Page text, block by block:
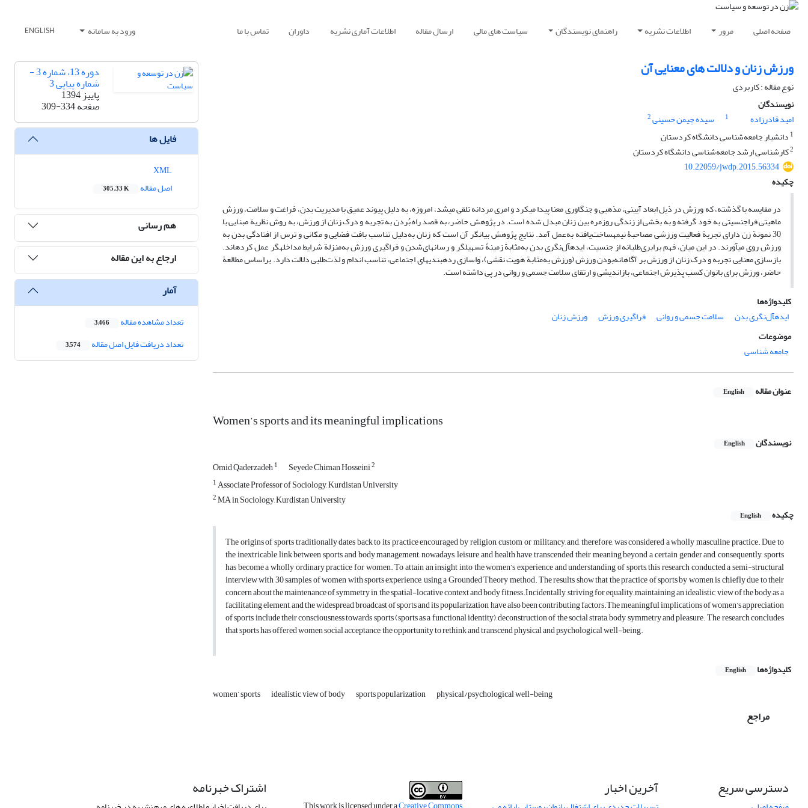
صفحه اصلی مرور اطلاعات نشریه راهنمای نویسندگان سیاست های مالی ارسال مقاله اطلاعات آماری نشریه داوران تماس با ما ورود به سامانه ENGLISH
ورزش زنان و دلالت های معنایی آن
نوع مقاله : کاربردی
نویسندگان
امید قادرزاده
1 سیده چیمن حسینی2
1 دانشیار جامعه‌شناسی دانشگاه کردستان
2کارشناسی ارشد جامعه‌شناسی دانشگاه کردستان
10.22059/jwdp.2015.56334
چکیده
در مقایسه با گذشته، که ورزش در ذیل ابعاد آیینی، مذهبی و جنگاوری معنا پیدا می‏کرد و امری مردانه تلقی می‏شد، امروزه، به دلیل پیوند عمیق با مدیریت بدن، فراغت و سلامت، ورزش
ماهیتی فراجنسیتی به‏ خود گرفته و به بخشی از زندگی روزمره بین زنان مبدل شده است. در پژوهش حاضر، به قصد راه بُردن به تجربه و درک زنان از ورزش، به روش نظریة مبنایی با
30 نمونة زن دارای تجربة فعالیت ورزشی مصاحبۀ نیمه‏ساخت‌یافته به‌عمل آمد. نتایج پژوهش بیانگر آن است که زنان به‌دلیل تناسب بافت فضایی و مکانی و ترس از افتادگی بدن به
ورزش روی می‏آورند. در این میان، فهم برابری‌طلبانه از جنسیت، ایده‏آل‌نگری بدن به‌مثابة زمینۀ تسهیل‏گر و رسانه‏ای‌شدن و فراگیری ورزش به‌منزلة شرایط مداخله‏گر عمل کرده‏اند.
بازسازی معنایی تجربه و درک زنان از ورزش بر آگاهانه‌بودن ورزش (ورزش به‌مثابة هویت نقشی)، واسازی رده‏بندی‏های اجتماعی، تناسب اندام و لذت‌طلبی دلالت دارد. بر‌اساس مطالعة
حاضر، ورزش برای بانوان کسب پذیرش اجتماعی، بازاندیشی و ارتقای سلامت جسمی و روانی در پی داشته است.
کلیدواژه‌ها
ایده‏آل‌نگری بدن
سلامت جسمی و روانی فراگیری ورزش
ورزش زنان
موضوعات
جامعه شناسی
عنوان مقاله English
Women’s sports and its meaningful implications
نویسندگان English
Omid Qaderzadeh1 Seyede Chiman Hosseini2
1Associate Professor of Sociology, Kurdistan University
2MA in Sociology, Kurdistan University
چکیده
English
The origins of sports traditionally dates back to its practice encouraged by religion, custom or militancy, and, therefore, was considered a wholly masculine practice. Due to
the inextricable link between sports and body management, nowadays, leisure and health have transcended their meaning beyond a certain gender and, consequently, sports
has become a wholly ordinary practice for women. To attain an insight into the women’s experience and understanding of sports, this research conducted a semi-structural
interview with 30 samples of women with sports experience, using a Grounded Theory method. The results show that the practice of sports by women is chiefly due to their
concern about the maintenance of symmetry in the spatial-locative context and body fitness.Incidentally, striving for equality, maintaining an idealistic view of the body as a
facilitating element, and the widespread broadcast of sports and its popularization have also been contributing factors.The meaningful implications of women’s appreciation
of sports include their consciousness towards sports (sports as a functional identity), deconstruction of the social strata, body symmetry and pleasure. The research concludes
that sports has offered women social acceptance, the opportunity to rethink and transcend physical and psychological well-being.
کلیدواژه‌ها English
women’ sports idealistic view of body sports popularization physical/psychological well-being
مراجع
دوره 13، شماره 3 -
شماره پیاپی 3
پاییز 1394
صفحه309-334
فایل ها
اصل مقاله
305.33 K
هم رسانی
ارجاع به این مقاله
آمار
تعداد مشاهده مقاله 3,466
تعداد دریافت فایل اصل مقاله 3,574
دسترسی سریع آخرین اخبار اشتراک خبرنامه